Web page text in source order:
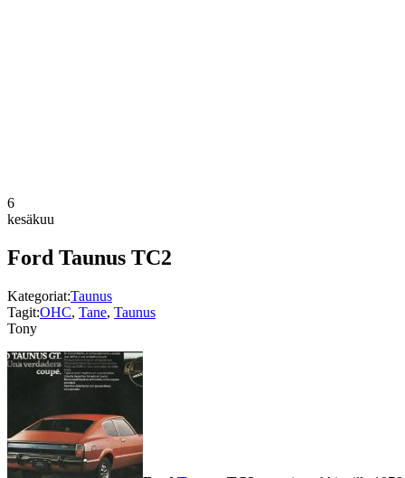
6
kesäkuu
Ford Taunus TC2
Kategoriat:Taunus
Tagit:OHC, Tane, Taunus
Tony